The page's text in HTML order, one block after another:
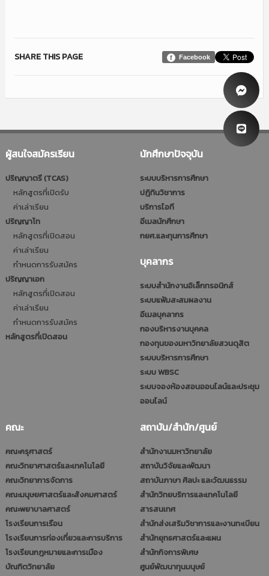
Facebook
SHARE THIS PAGE
ผู้สนใจสมัครเรียน
ปริญญาตรี (TCAS)
หลักสูตรที่เปิดรับ
ค่าเล่าเรียน
ปริญญาโท
หลักสูตรที่เปิดสอน
ค่าเล่าเรียน
กำหนดการรับสมัคร
ปริญญาเอก
หลักสูตรที่เปิดสอน
ค่าเล่าเรียน
กำหนดการรับสมัคร
หลักสูตรที่เปิดสอน
นักศึกษาปัจจุบัน
ระบบบริหารการศึกษา
ปฎิทินวิชาการ
บริการไอที
อีเมลนักศึกษา
กยศ.และทุนการศึกษา
บุคลากร
ระบบสำนักงานอิเล็กทรอนิกส์
ระบบแฟ้มสะสมผลงาน
อีเมลบุคลากร
กองบริหารงานบุคคล
กองทุนของมหาวิทยาลัยสวนดุสิต
ระบบบริหารการศึกษา
ระบบ WBSC
ระบบจองห้องสอนออนไลน์และประชุม
ออนไลน์
คณะ
คณะครุศาสตร์
คณะวิทยาศาสตร์และเทคโนโลยี
คณะวิทยาการจัดการ
คณะมนุษยศาสตร์และสังคมศาสตร์
คณะพยาบาลศาสตร์
โรงเรียนการเรือน
โรงเรียนการท่องเที่ยวและการบริการ
โรงเรียนกฎหมายและการเมือง
บัณฑิตวิทยาลัย
สถาบัน/สำนัก/ศูนย์
สำนักงานมหาวิทยาลัย
สถาบันวิจัยและพัฒนา
สถาบันภาษา ศิลปะ และวัฒนธรรม
สำนักวิทยบริการและเทคโนโลยี
สารสนเทศ
สำนักส่งเสริมวิชาการและงานทะเบียน
สำนักยุทธศาสตร์และแผน
สำนักกิจการพิเศษ
ศูนย์พัฒนาทุนมนุษย์